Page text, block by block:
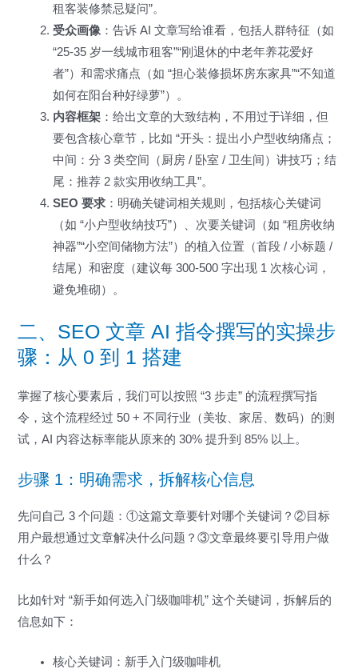
租客装修禁忌疑问”。
受众画像 ：告诉 AI 文章写给谁看，包括人群特征（如
“25-35 岁一线城市租客”“刚退休的中老年养花爱好
者”）和需求痛点（如 “担心装修损坏房东家具”“不知道
如何在阳台种好绿萝”）。
内容框架 ：给出文章的大致结构，不用过于详细，但
要包含核心章节，比如 “开头：提出小户型收纳痛点；
中间：分 3 类空间（厨房 / 卧室 / 卫生间）讲技巧；结
尾：推荐 2 款实用收纳工具”。
SEO 要求 ：明确关键词相关规则，包括核心关键词
（如 “小户型收纳技巧”）、次要关键词（如 “租房收纳
神器”“小空间储物方法”）的植入位置（首段 / 小标题 /
结尾）和密度（建议每 300-500 字出现 1 次核心词，
避免堆砌）。
二、SEO 文章 AI 指令撰写的实操步
骤：从 0 到 1 搭建
掌握了核心要素后，我们可以按照 “3 步走” 的流程撰写指
令，这个流程经过 50 + 不同行业（美妆、家居、数码）的测
试，AI 内容达标率能从原来的 30% 提升到 85% 以上。
步骤 1：明确需求，拆解核心信息
先问自己 3 个问题：①这篇文章要针对哪个关键词？②目标
用户最想通过文章解决什么问题？③文章最终要引导用户做
什么？
比如针对 “新手如何选入门级咖啡机” 这个关键词，拆解后的
信息如下：
核心关键词：新手入门级咖啡机